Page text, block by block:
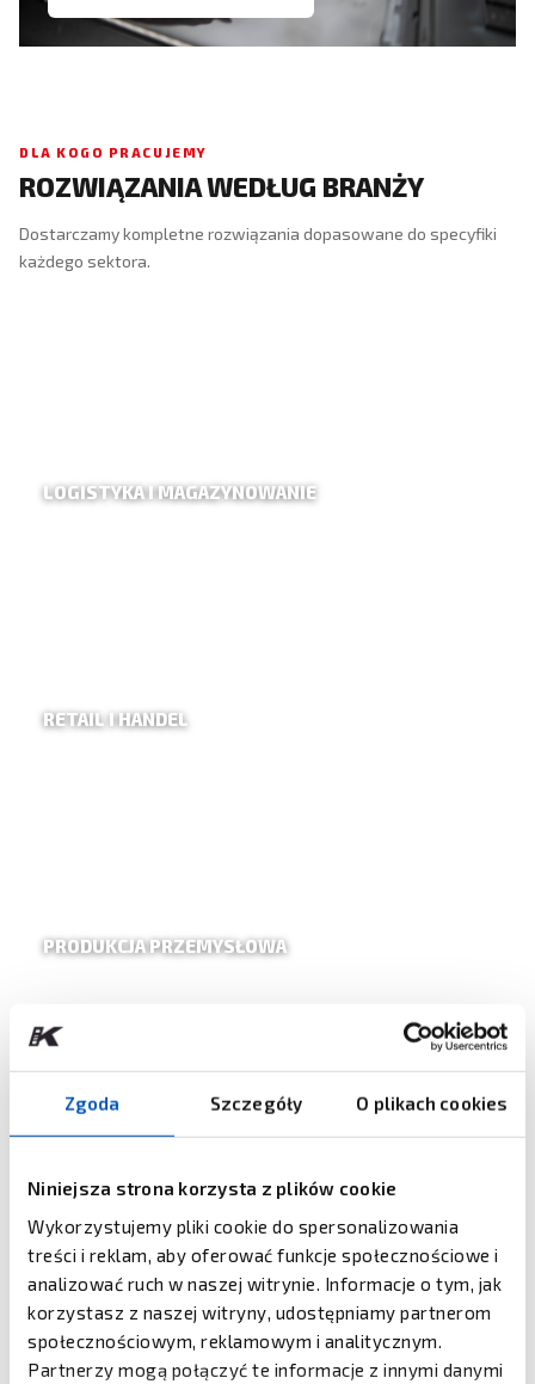
Zgoda Szczegóły O plikach cookies
Niniejsza strona korzysta z plików cookie
Wykorzystujemy pliki cookie do spersonalizowania
treści i reklam, aby oferować funkcje społecznościowe i
analizować ruch w naszej witrynie. Informacje o tym, jak
korzystasz z naszej witryny, udostępniamy partnerom
społecznościowym, reklamowym i analitycznym.
Partnerzy mogą połączyć te informacje z innymi danymi
DLA KOGO PRACUJEMY
ROZWIĄZANIA WEDŁUG BRANŻY
Dostarczamy kompletne rozwiązania dopasowane do specyfiki
każdego sektora.
LOGISTYKA I MAGAZYNOWANIE
RETAIL I HANDEL
PRODUKCJA PRZEMYSŁOWA